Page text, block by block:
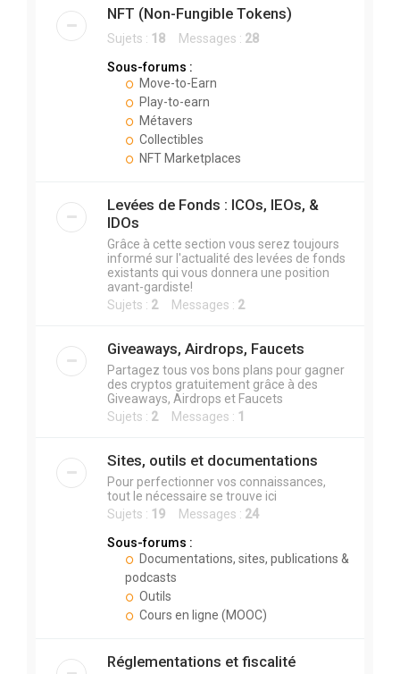
NFT (Non-Fungible Tokens)
Sujets : 18 Messages : 28
Sous-forums :
Move-to-Earn
Play-to-earn
Métavers
Collectibles
NFT Marketplaces
Levées de Fonds : ICOs, IEOs, &
IDOs
Grâce à cette section vous serez toujours
informé sur l'actualité des levées de fonds
existants qui vous donnera une position
avant-gardiste!
Sujets : 2Messages : 2
Giveaways, Airdrops, Faucets
Partagez tous vos bons plans pour gagner
des cryptos gratuitement grâce à des
Giveaways, Airdrops et Faucets
Sujets : 2Messages : 1
Sites, outils et documentations
Pour perfectionner vos connaissances,
tout le nécessaire se trouve ici
Sujets : 19 Messages : 24
Sous-forums :
Documentations, sites, publications &
podcasts
Outils
Cours en ligne (MOOC)
Réglementations et fiscalité